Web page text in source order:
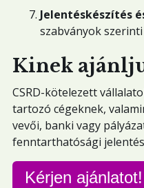
Jelentéskészítés
szabványok
Kinek
CSRD-kötelezett
tartozó cégeknek,
vevői, banki vagy
fenntarthatósági
Kérjen ajánlatot!